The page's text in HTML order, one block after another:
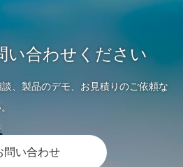
い合わせください
、製品のデモ、お見積りのご依頼な
問い合わせ